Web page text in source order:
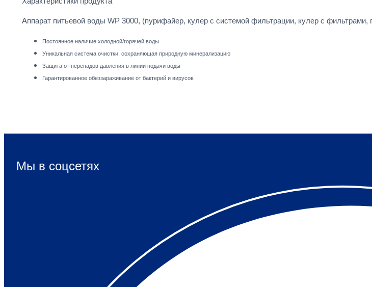
Аппарат питьевой воды WP 3000, (пурифайер, кулер с системой фильтрации, кулер с фильтрами,
Постоянное наличие холодной/горячей воды
Уникальная система очистки, сохраняющая природную минерализацию
Защита от перепадов давления в линии подачи воды
Гарантированное обеззараживание от бактерий и вирусов
Мы в соцсетях